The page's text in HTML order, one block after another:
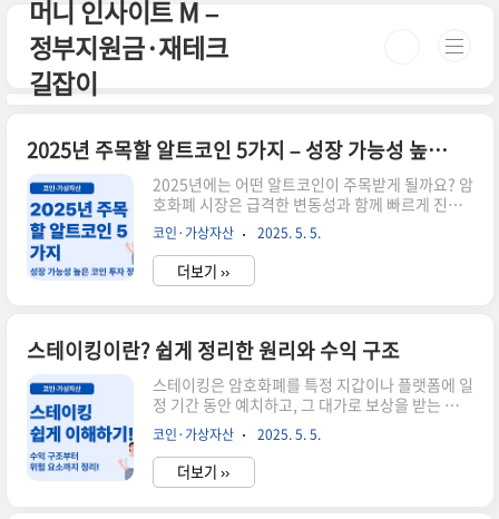
본문 바로가기
머니 인사이트 M –
정부지원금·재테크
길잡이
2025년 주목할 알트코인 5가지 – 성장 가능성 높은 코인은?
2025년에는 어떤 알트코인이 주목받게 될까요? 암
호화폐 시장은 급격한 변동성과 함께 빠르게 진화
하고 있습니다. 특히 비트코인 외에도 기술력과 실
사용성이 뛰어난 알트코인들이 새로운 투자처로 떠
오르고 있죠. 이번 글에서는 기술력, 생태계 확장
성, 커뮤니티 활성도를 기준으로 2025년 주목할 알
요인Solana (SOL)초고속 트랜잭션 처리,
DeFi·NFT 중심지2024년부터 이어지는 메인넷
성능 향상과 글로벌 파트너십 확대Chainlink
(LINK)실시간 데이터와 스마트 계약 연결탈중앙화
오라클 시장의 독보적 위치 + 실사용 증가Polygon
(MATIC)이더리움 확장 솔루션, 낮은 수수료대기업
과의 협..
코인·가상자산 2025. 5. 5.
더보기 ››
스테이킹이란? 쉽게 정리한 원리와 수익 구조
스테이킹은 암호화폐를 특정 지갑이나 플랫폼에 일
정 기간 동안 예치하고, 그 대가로 보상을 받는 방식
의 투자입니다. 마치 은행의 예금처럼 코인을 맡기
면 일정한 이자를 받게 되는 구조로, 초보자들도 쉽
게 시작할 수 있는 코인 투자 방식입니다.2025년
현재, 많은 코인 투자자들이 패시브 인컴(수동 수
코인·가상자산 2025. 5. 5.
더보기 ››